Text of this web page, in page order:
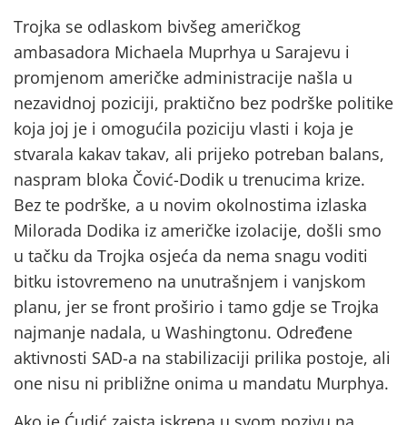
Trojka se odlaskom bivšeg američkog
ambasadora Michaela Muprhya u Sarajevu i
promjenom američke administracije našla u
nezavidnoj poziciji, praktično bez podrške politike
koja joj je i omogućila poziciju vlasti i koja je
stvarala kakav takav, ali prijeko potreban balans,
naspram bloka Čović-Dodik u trenucima krize.
Bez te podrške, a u novim okolnostima izlaska
Milorada Dodika iz američke izolacije, došli smo
u tačku da Trojka osjeća da nema snagu voditi
bitku istovremeno na unutrašnjem i vanjskom
planu, jer se front proširio i tamo gdje se Trojka
najmanje nadala, u Washingtonu. Određene
aktivnosti SAD-a na stabilizaciji prilika postoje, ali
one nisu ni približne onima u mandatu Murphya.